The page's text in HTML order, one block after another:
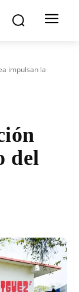
impulsan la
del